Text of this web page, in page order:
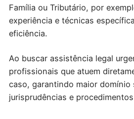
Família ou Tributário, por
experiência e técnicas
eficiência.
Ao buscar assistência legal
profissionais que atuem
caso, garantindo maior domínio
jurisprudências e